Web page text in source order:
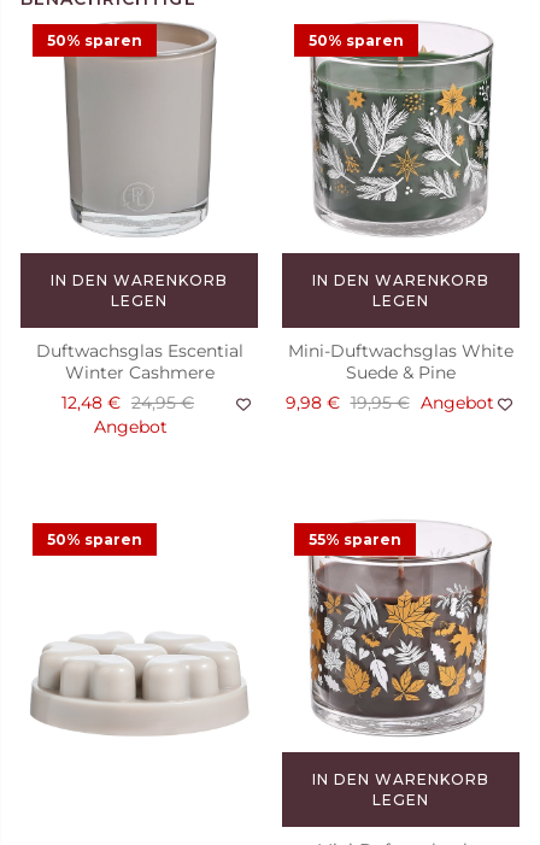
Duftkerze Raspberry
50% sparen
IN DEN WARENKORB
LEGEN
Duftwachsglas Escential
Winter Cashmere
12,48 € 24,95 €
Angebot
50% sparen
IN DEN WARENKORB
LEGEN
Mini-Duftwachsglas White
Suede & Pine
9,98 € 19,95 € Angebot
50% sparen 55% sparen
IN DEN WARENKORB
LEGEN